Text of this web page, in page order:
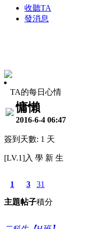
收聽TA
發消息
TA的每日心情
慵懶
2016-6-4 06:47
簽到天數: 1 天
[LV.1]入 學 新 生
1
主題
3
帖子
31
積分